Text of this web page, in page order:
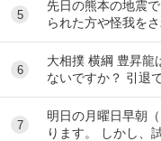
5
先日の熊本の地震
られた方や怪我を
さん従業員との事
6
大相撲 横綱 豊昇龍
ないですか？ 引退
いし、今後、果た
7
明日の月曜日早朝
ります。 しかし、